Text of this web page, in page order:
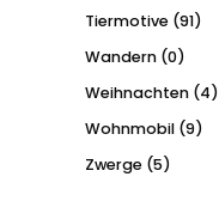
Tiermotive (91)
Wandern (0)
Weihnachten (4)
Wohnmobil (9)
Zwerge (5)